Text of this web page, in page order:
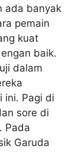
ada banyak
pemain
kuat
baik.
dalam
ini. Pagi di
sore di
Pada
Garuda